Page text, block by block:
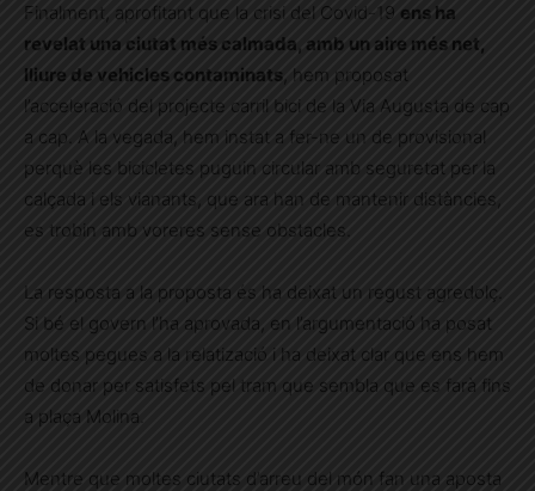
Finalment, aprofitant que la crisi del Covid-19 ens ha
revelat una ciutat més calmada, amb un aire més net,
lliure de vehicles contaminats, hem proposat
l’acceleració del projecte carril bici de la Via Augusta de cap
a cap. A la vegada, hem instat a fer-ne un de provisional
perquè les bicicletes puguin circular amb seguretat per la
calçada i els vianants, que ara han de mantenir distàncies,
es trobin amb voreres sense obstacles.
La resposta a la proposta és ha deixat un regust agredolç.
Si bé el govern l’ha aprovada, en l’argumentació ha posat
moltes pegues a la relatizació i ha deixat clar que ens hem
de donar per satisfets pel tram que sembla que es farà fins
a plaça Molina.
Mentre que moltes ciutats d’arreu del món fan una aposta